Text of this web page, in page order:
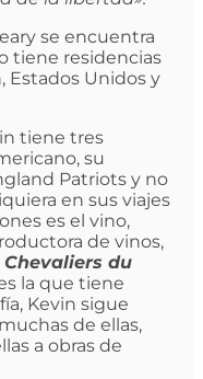
se encuentra
tiene residencias
Estados Unidos y
tiene tres
su
Patriots y no
en sus viajes
es el vino,
de vinos,
du
la que tiene
Kevin sigue
de ellas,
a obras de